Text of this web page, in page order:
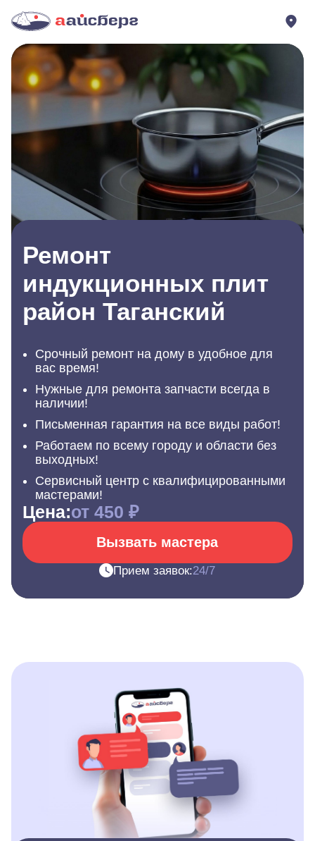
Ремонт
индукционных плит
район Таганский
Срочный ремонт на дому в удобное для
вас время!
Нужные для ремонта запчасти всегда в
наличии!
Письменная гарантия на все виды работ!
Работаем по всему городу и области без
выходных!
Сервисный центр с квалифицированными
мастерами!
Цена:от 450 ₽
Вызвать мастера
Прием заявок:24/7